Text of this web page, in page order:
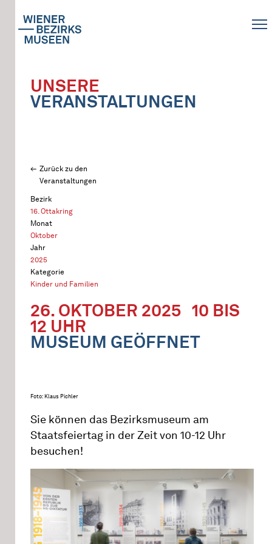
UNSERE
VERANSTALTUNGEN
Zurück zu den
Veranstaltungen
Bezirk
16. Ottakring
Monat
Oktober
Jahr
2025
Kategorie
Kinder und Familien
26. OKTOBER 2025 10 BIS
12 UHR
MUSEUM GEÖFFNET
Foto: Klaus Pichler
Sie können das Bezirksmuseum am
Staatsfeiertag in der Zeit von 10-12 Uhr
besuchen!